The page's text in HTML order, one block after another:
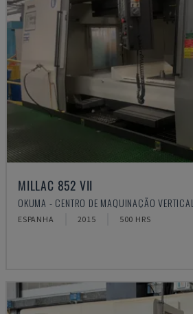
MILLAC 852 VII
OKUMA - CENTRO DE MAQUINAÇÃO VERTICAL
ESPANHA 2015 500 HRS